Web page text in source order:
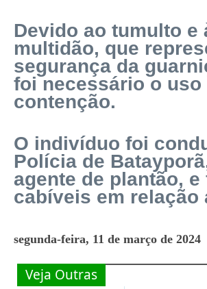
Devido ao tumulto e
multidão, que
segurança da
foi necessário o
contenção.
O indivíduo foi
Polícia de
agente de plantão,
cabíveis em relação
segunda-feira, 11 de março de 2024
Veja Outras